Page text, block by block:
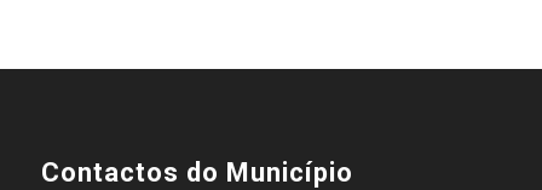
Contactos do Município